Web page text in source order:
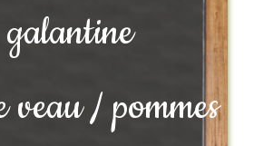
galantine
veau / pommes